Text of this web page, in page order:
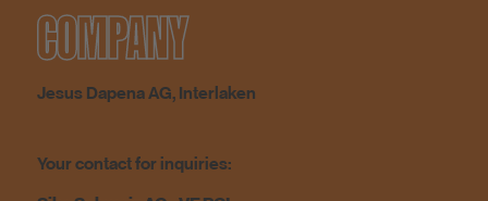
COMPANY
Jesus Dapena AG, Interlaken
Your contact for inquiries: